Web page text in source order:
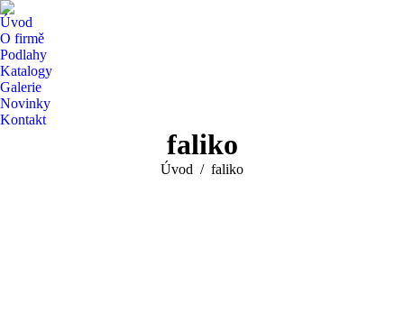
Úvod
O firmě
Podlahy
Katalogy
Galerie
Novinky
Kontakt
faliko
You are here:
Úvod faliko